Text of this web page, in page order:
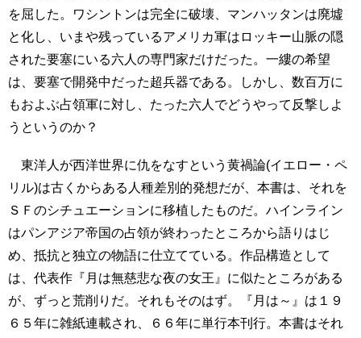
を屈した。ワシントンは完全に破壊、マンハッタンは廃墟
と化し、いまや残っているアメリカ軍はロッキー山脈の隠
された要塞にいる六人の専門家だけだった。一縷の希望
は、要塞で開発中だった超兵器である。しかし、数百万に
もおよぶ占領軍に対し、たった六人でどうやって反撃しよ
うというのか？
東洋人が西洋世界に仇をなすという黄禍論(イエロー・ペ
リル)は古くからある人種差別的発想だが、本書は、それを
ＳＦのシチュエーションに移植したものだ。ハインライン
はパンアジア帝国の占領が終わったところから語りはじ
め、抵抗と独立の物語に仕立てている。作品構造として
は、代表作『月は無慈悲な夜の女王』に似たところがある
が、ずっと荒削りだ。それもそのはず。『月は～』は１９
６５年に雑紙連載され、６６年に単行本刊行。本書はそれ